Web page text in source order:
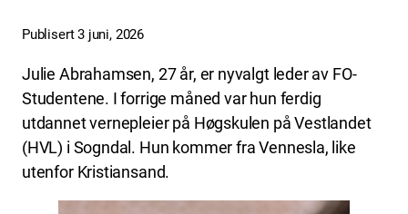
Publisert 3 juni, 2026
Julie Abrahamsen, 27 år, er nyvalgt leder av FO-
Studentene. I forrige måned var hun ferdig
utdannet vernepleier på Høgskulen på Vestlandet
(HVL) i Sogndal. Hun kommer fra Vennesla, like
utenfor Kristiansand.